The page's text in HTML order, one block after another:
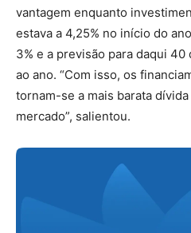
vantagem enquanto
estava a 4,25% no início do
3% e a previsão para daqui 40
ao ano. “Com isso, os
tornam-se a mais barata
mercado”, salientou.